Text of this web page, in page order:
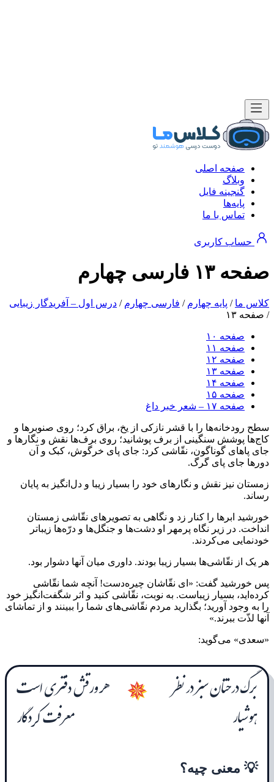
صفحه اصلی
وبلاگ
گنجینه فایل
پایه‌ها
تماس با ما
حساب کاربری
صفحه ۱۳ فارسی چهارم
کلاس ما / پایه چهارم / فارسی چهارم / درس اول – آفریدگار زیبایی
/ صفحه ۱۳
صفحه ۱۰
صفحه ۱۱
صفحه ۱۲
صفحه ۱۳
صفحه ۱۴
صفحه ۱۵
صفحه ۱۷ – شعر خبر داغ
سطح رودخانه‌ها را با قشر نازکی از یخ، براق کرد؛ روی صنوبرها و
کاج‌ها پوشش سنگینی از برف پوشانید؛ روی برف‌ها نقش و نگارها و
جای پاهای گوناگون، نقّاشی کرد: جای پای خرگوش، کبک و آن
دورها جای پای گرگ.
زمستان نیز نقش و نگارهای خود را بسیار زیبا و دل‌انگیز به پایان
رساند.
خورشید ابرها را کنار زد و نگاهی به تصویرهای نقّاشی زمستان
انداخت. در زیر نگاه پرمهر او دشت‌ها و جنگل‌ها و درّه‌ها زیباتر
خودنمایی می‌کردند.
هر یک از نقّاشی‌ها بسیار زیبا بودند. داوری میان آنها دشوار بود.
پس خورشید گفت: «ای نقّاشان چیره‌دست! آنچه شما نقّاشی
کرده‌اید، بسیار زیباست. به نوبت، نقّاشی کنید و اثر شگفت‌انگیز خود
را به وجود آورید؛ بگذارید مردم نقّاشی‌های شما را ببینند و از تماشای
آنها لذّت ببرند.»
«سعدی» می‌گوید:
برگ درختان سبز در نظر
هوشیار
✵ هر ورقش دفتری است
معرفت کردگار
💡 معنی چیه؟